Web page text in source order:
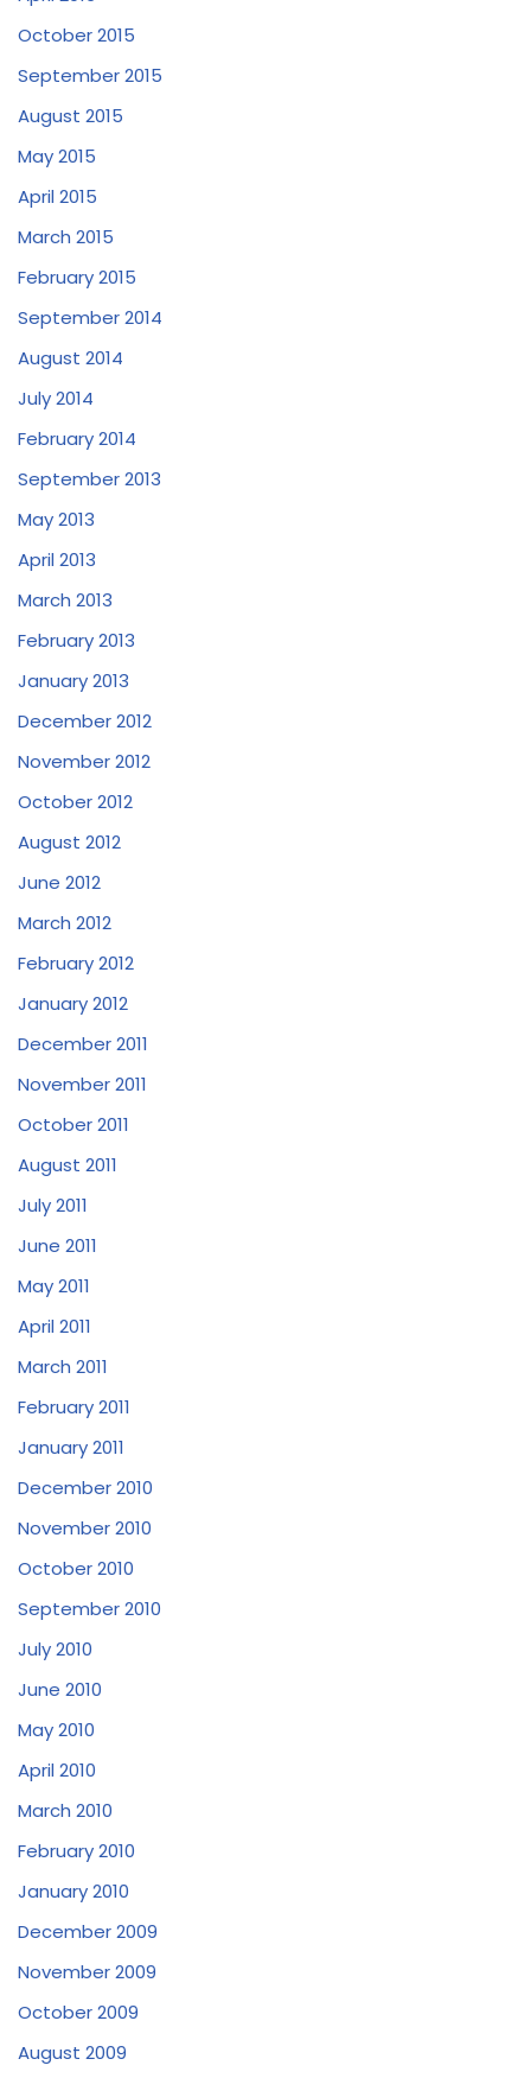
October 2015
September 2015
August 2015
May 2015
April 2015
March 2015
February 2015
September 2014
August 2014
July 2014
February 2014
September 2013
May 2013
April 2013
March 2013
February 2013
January 2013
December 2012
November 2012
October 2012
August 2012
June 2012
March 2012
February 2012
January 2012
December 2011
November 2011
October 2011
August 2011
July 2011
June 2011
May 2011
April 2011
March 2011
February 2011
January 2011
December 2010
November 2010
October 2010
September 2010
July 2010
June 2010
May 2010
April 2010
March 2010
February 2010
January 2010
December 2009
November 2009
October 2009
August 2009